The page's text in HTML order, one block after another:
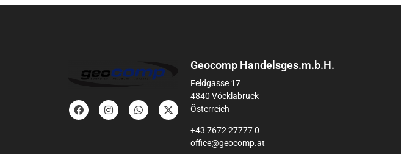
Geocomp Handelsges.m.b.H.
Feldgasse 17
4840 Vöcklabruck
Österreich
+43 7672 27777 0
office@geocomp.at